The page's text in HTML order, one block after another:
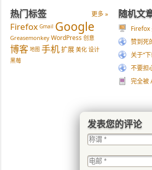
更多 »
热门标签
Firefox Gmail Google
Greasemonkey WordPress 创意
博客 地图 手机扩展 美化 设计
黑莓
随机文
Firefox
赞到死
关于“
不要担
完全被
发表您的评论